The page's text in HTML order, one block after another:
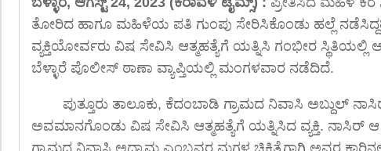
ತೋರಿದ ಹಾಗೂ ಮಹಿಳೆಯ ಪತಿ ಗುಂಪು ಸೇರಿಸಿಕೊಂಡು ಹಲ್ಲೆ
ವ್ಯಕ್ತಿಯೋರ್ವರು ವಿಷ ಸೇವಿಸಿ ಆತ್ಮಹತ್ಯೆಗೆ ಯತ್ನಿಸಿ ಗಂಭೀರ ಸ್ಥಿತಿಯಲ್ಲಿ
ಬೆಳ್ಳಾರೆ ಪೊಲೀಸ್ ಠಾಣಾ ವ್ಯಾಪ್ತಿಯಲ್ಲಿ ಮಂಗಳವಾರ ನಡೆದಿದೆ.
ಪುತ್ತೂರು ತಾಲೂಕು, ಕೆದಂಬಾಡಿ ಗ್ರಾಮದ ನಿವಾಸಿ ಅಬ್ದುಲ್
ಅವಮಾನಗೊಂಡು ವಿಷ ಸೇವಿಸಿ ಆತ್ಮಹತ್ಯೆಗೆ ಯತ್ನಿಸಿದ ವ್ಯಕ್ತಿ. ನಾಸಿರ್ ಆ
ಗ್ರಾಮದ ನಿವಾಸಿ ಅದ್ರಾಮ ಎಂಬವರ ಮಗಳ ಚಿಕಿತ್ಸೆಗಾಗಿ ಅವರ